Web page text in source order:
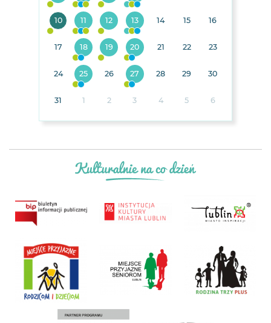
10 11 12 13 14 15 16
17 18 19 20 21 22 23
24 25 26 27 28 29 30
31 1 2 3 4 5 6